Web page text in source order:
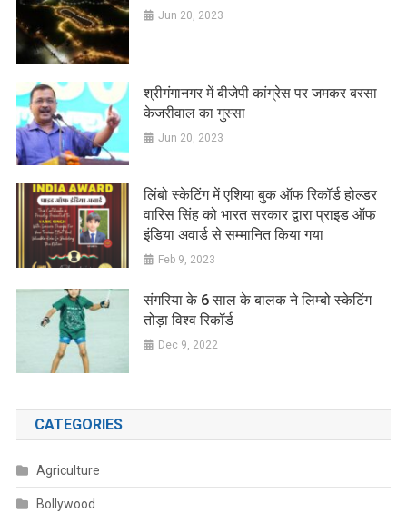
Jun 20, 2023
श्रीगंगानगर में बीजेपी कांग्रेस पर जमकर बरसा
केजरीवाल का गुस्सा
Jun 20, 2023
लिंबो स्केटिंग में एशिया बुक ऑफ रिकॉर्ड होल्डर
वारिस सिंह को भारत सरकार द्वारा प्राइड ऑफ
इंडिया अवार्ड से सम्मानित किया गया
Feb 9, 2023
संगरिया के 6 साल के बालक ने लिम्बो स्केटिंग
तोड़ा विश्व रिकॉर्ड
Dec 9, 2022
CATEGORIES
Agriculture
Bollywood